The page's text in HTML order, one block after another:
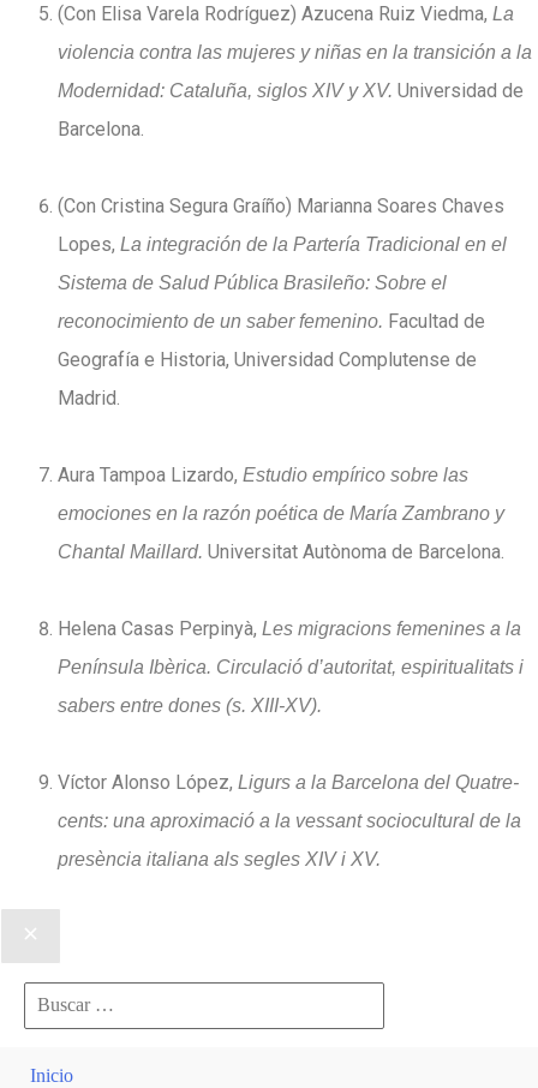
(Con Elisa Varela Rodríguez) Azucena Ruiz Viedma, La
violencia contra las mujeres y niñas en la transición a la
Modernidad: Cataluña, siglos XIV y XV. Universidad de
Barcelona.
(Con Cristina Segura Graíño) Marianna Soares Chaves
Lopes, La integración de la Partería Tradicional en el
Sistema de Salud Pública Brasileño: Sobre el
reconocimiento de un saber femenino. Facultad de
Geografía e Historia, Universidad Complutense de
Madrid.
Aura Tampoa Lizardo, Estudio empírico sobre las
emociones en la razón poética de María Zambrano y
Chantal Maillard. Universitat Autònoma de Barcelona.
Helena Casas Perpinyà, Les migracions femenines a la
Península Ibèrica. Circulació d’autoritat, espiritualitats i
sabers entre dones (s. XIII-XV).
Víctor Alonso López, Ligurs a la Barcelona del Quatre-
cents: una aproximació a la vessant sociocultural de la
presència italiana als segles XIV i XV.
Buscar
por:
Inicio